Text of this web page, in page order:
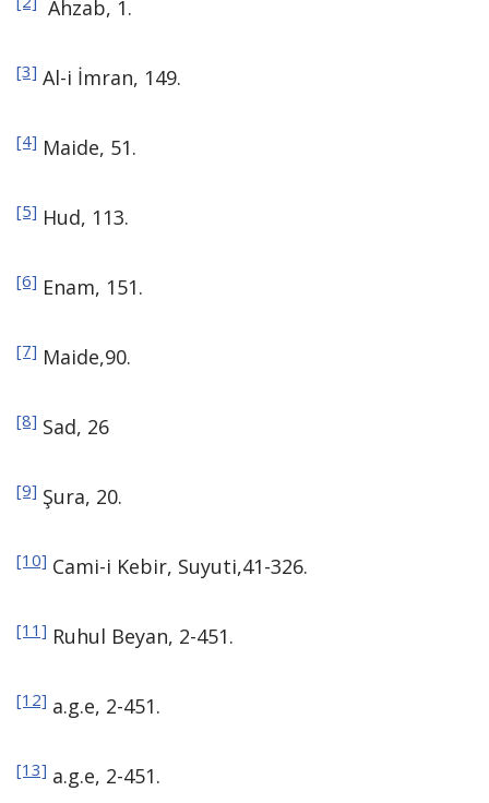
Ahzab, 1.
[3] Al-i İmran, 149.
[4] Maide, 51.
[5] Hud, 113.
[6] Enam, 151.
[7] Maide,90.
[8] Sad, 26
[9] Şura, 20.
[10] Cami-i Kebir, Suyuti,41-326.
[11] Ruhul Beyan, 2-451.
[12] a.g.e, 2-451.
[13] a.g.e, 2-451.